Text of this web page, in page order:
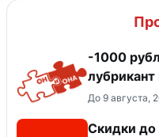
-1000
До 9 августа,
Скидки до